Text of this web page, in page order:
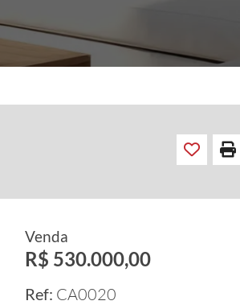
Venda
R$ 530.000,00
Ref: CA0020